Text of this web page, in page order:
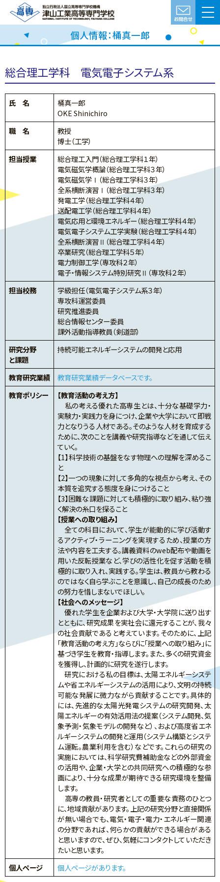
個人情報：桶真一郎
総合理工学科 電気電子システム系
氏 名
桶真一郎
OKE Shinichiro
職 名
教授
博士（工学）
担当授業
総合理工入門（総合理工学科１年）
電気磁気学概論（総合理工学科３年）
電気磁気学Ⅰ（総合理工学科３年）
全系横断演習Ⅰ（総合理工学科３年）
発電工学（総合理工学科４年）
送配電工学（総合理工学科４年）
電気応用と環境エネルギー（総合理工学科４年）
電気電子システム工学実験（総合理工学科４年）
全系横断演習Ⅱ（総合理工学科４年）
卒業研究（総合理工学科５年）
電力制御工学（専攻科２年）
電子・情報システム特別研究Ⅱ（専攻科２年）
担当校務
学級担任（電気電子システム系３年）
専攻科運営委員
研究推進委員
総合情報センター委員
課外活動指導教員（剣道部）
研究分野
と課題
持続可能エネルギーシステムの開発と応用
教育研究業績
教育研究業績データベースです。
教育ポリシー
【教育活動の考え方】
私の考える優れた高専生とは、十分な基礎学力・
実験力・実践力を身につけ、企業や大学において即戦
力となりうる人材である。そのような人材を育成する
ために、次のことを講義や研究指導などを通して伝え
ていく。
【1】科学技術の基盤をなす物理への理解を深めるこ
と
【2】一つの現象に対して多角的な視点から考え、その
本質を追究する態度を身につけること
【3】困難な課題に対しても積極的に取り組み、粘り強
く解決の糸口を探ること
【授業への取り組み】
全ての科目において、学生が能動的に学び活動す
るアクティブ・ラーニングを実現するため、授業の方
法や内容を工夫する。講義資料のweb配布や動画を
用いた反転授業など、学びの活性化を促す活動を積
極的に取り入れ、実践する。学生は、教員から教わる
のではなく自ら学ぶことを意識し、自己の成長のため
の努力を惜しまないでほしい。
【社会へのメッセージ】
優れた学生を企業および大学・大学院に送り出す
とともに、研究成果を実社会に還元することが、我々
の社会貢献であると考えています。そのために、上記
「教育活動の考え方」ならびに「授業への取り組み」に
基づき学生を教育・指導します。また、多くの研究資金
を獲得し、計画的に研究を遂行します。
研究における私の目標は、太陽エネルギーシステ
ムや省エネルギーシステムの活用により、文明の持続
可能な発展に微力ながら貢献することです。具体的
には、先進的な太陽光発電システムの研究開発、太
陽エネルギーの有効活用法の提案（システム開発、気
象予測・気象モデルの開発など）、および高度省エネ
ルギーシステムの開発と運用（システム構築とシステ
ム運転。農業利用を含む）などです。これらの研究の
実施においては、科学研究費補助金などの外部資金
の活用や、企業・大学との共同研究への積極的な参
画により、十分な成果が期待できる研究環境を整備
します。
高専の教員・研究者としての重要な責務のひとつ
に、地域貢献があります。上記の研究分野と直接関係
が無い場合でも、電気・電子・電力・エネルギー関連
の分野であれば、何らかの貢献ができる場合がある
と思いますので、ぜひ、気軽にコンタクトしていただき
たいと思います。
個人ページ
個人ページがあります。